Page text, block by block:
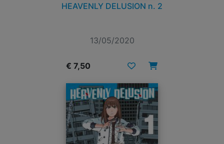
HEAVENLY DELUSION n. 2
13/05/2020
€ 7,50